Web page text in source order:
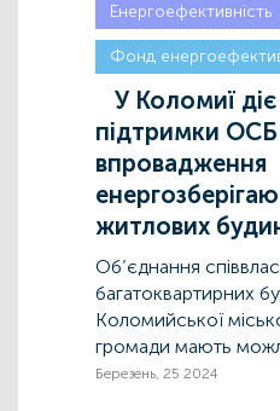
Енергоефективність
Фонд
У Коломиї
підтримки
впровадження
житлових
Об’єднання
багатоквартирних
Коломийської
громади мають
Березень, 25 2024